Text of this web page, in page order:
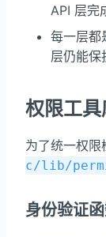
API 层完
每一层都
层仍能保
权限工
为了统一权
c/lib/
身份验证